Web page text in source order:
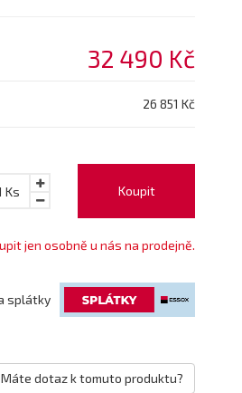
32 490 Kč
26 851 Kč
Koupit
Ks
jen osobně u nás na prodejně.
splátky
Máte dotaz k tomuto produktu?